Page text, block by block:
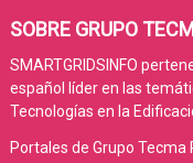
SOBRE GRUPO
SMARTGRIDSINFO
español líder en las
Tecnologías en la
Portales de Grupo Tecma